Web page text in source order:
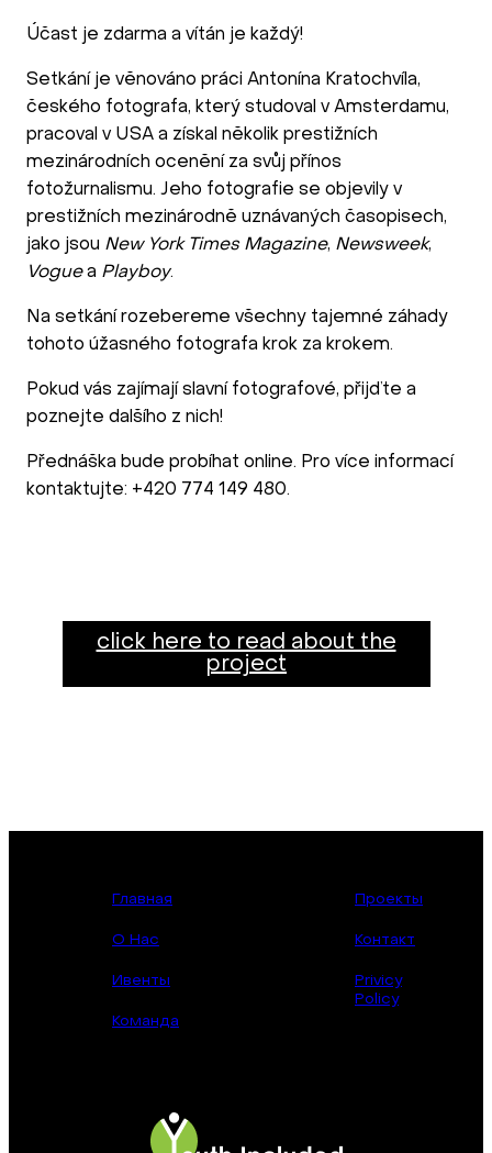
Účast je zdarma a vítán je každý!
Setkání je věnováno práci Antonína Kratochvíla,
českého fotografa, který studoval v Amsterdamu,
pracoval v USA a získal několik prestižních
mezinárodních ocenění za svůj přínos
fotožurnalismu. Jeho fotografie se objevily v
prestižních mezinárodně uznávaných časopisech,
jako jsou New York Times Magazine, Newsweek,
Voguea Playboy.
Na setkání rozebereme všechny tajemné záhady
tohoto úžasného fotografa krok za krokem.
Pokud vás zajímají slavní fotografové, přijďte a
poznejte dalšího z nich!
Přednáška bude probíhat online. Pro více informací
kontaktujte: +420 774 149 480.
click here to read about the
project
Главная
О Нас
Ивенты
Команда
Проекты
Контакт
Privicy
Policy